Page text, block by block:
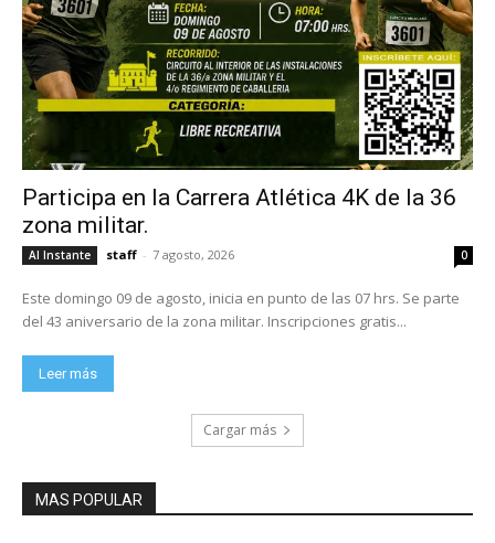
Participa en la Carrera Atlética 4K de la 36
zona militar.
Al Instante staff - 7 agosto, 2026 0
Este domingo 09 de agosto, inicia en punto de las 07 hrs. Se parte
del 43 aniversario de la zona militar. Inscripciones gratis...
Leer más
Cargar más
MAS POPULAR